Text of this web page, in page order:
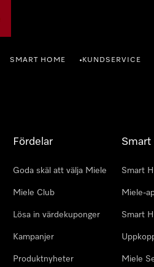
SMART HOME •KUNDSERVICE
Fördelar
Goda skäl att välja Miele
Miele Club
Lösa in värdekuponger
Kampanjer
Produktnyheter
Smart
Smart
Miele-
Smart
Miele